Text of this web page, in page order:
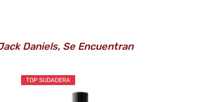
Daniels, Se Encuentran
TOP SUDADERA